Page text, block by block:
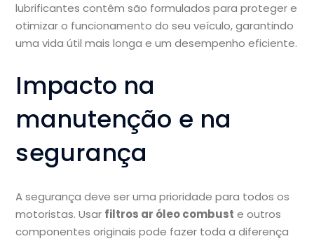
lubrificantes contêm são formulados para proteger e
otimizar o funcionamento do seu veículo, garantindo
uma vida útil mais longa e um desempenho eficiente.
Impacto na
manutenção e na
segurança
A segurança deve ser uma prioridade para todos os
motoristas. Usar filtros ar óleo combust e outros
componentes originais pode fazer toda a diferença